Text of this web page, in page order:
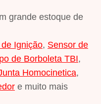
grande estoque de
Ignição, Sensor de
de Borboleta TBI,
Homocinetica,
e muito mais